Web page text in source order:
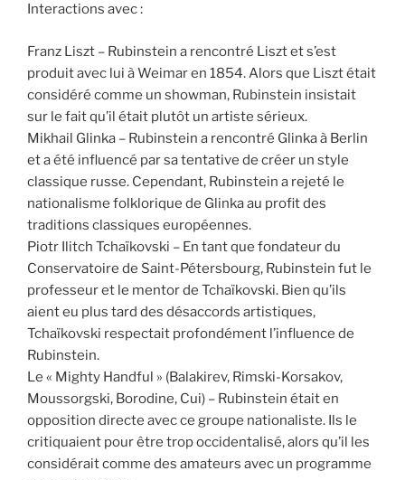
Interactions avec :
Franz Liszt – Rubinstein a rencontré Liszt et s’est
produit avec lui à Weimar en 1854. Alors que Liszt était
considéré comme un showman, Rubinstein insistait
sur le fait qu’il était plutôt un artiste sérieux.
Mikhail Glinka – Rubinstein a rencontré Glinka à Berlin
et a été influencé par sa tentative de créer un style
classique russe. Cependant, Rubinstein a rejeté le
nationalisme folklorique de Glinka au profit des
traditions classiques européennes.
Piotr Ilitch Tchaïkovski – En tant que fondateur du
Conservatoire de Saint-Pétersbourg, Rubinstein fut le
professeur et le mentor de Tchaïkovski. Bien qu’ils
aient eu plus tard des désaccords artistiques,
Tchaïkovski respectait profondément l’influence de
Rubinstein.
Le « Mighty Handful » (Balakirev, Rimski-Korsakov,
Moussorgski, Borodine, Cui) – Rubinstein était en
opposition directe avec ce groupe nationaliste. Ils le
critiquaient pour être trop occidentalisé, alors qu’il les
considérait comme des amateurs avec un programme